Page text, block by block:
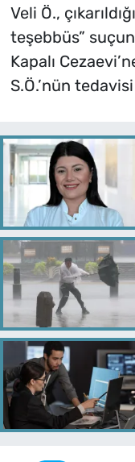
Veli Ö.,
teşebbüs”
Kapalı
S.Ö.’nün